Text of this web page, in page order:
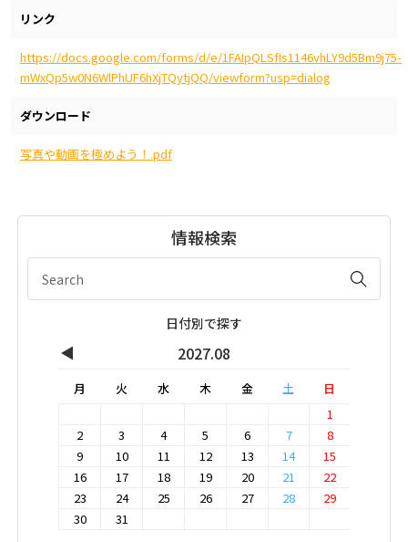
リンク
https://docs.google.com/forms/d/e/1FAIpQLSfIs1146vhLY9d5Bm9j75-
mWxQp5w0N6WlPhUF6hXjTQytjQQ/viewform?usp=dialog
ダウンロード
写真や動画を極めよう！.pdf
情報検索
日付別で探す
◀ 2027.08
月 火 水 木 金 土
日
1
2
3 4 5 6 7
8
9
10 11 12 13 14
15
16
17 18 19 20 21
22
23
24 25 26 27 28
29
30
31